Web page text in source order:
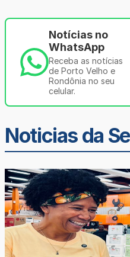
Notícias no
WhatsApp
Receba as notícias
de Porto Velho e
Rondônia no seu
celular.
Noticias da